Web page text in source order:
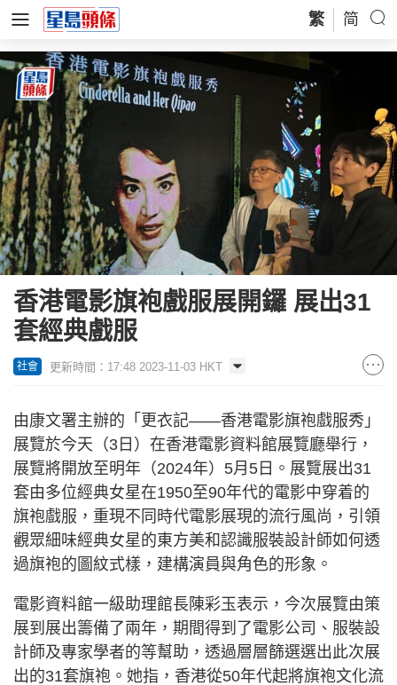
繁 简
香港電影旗袍戲服展開鑼 展出31
套經典戲服
社會 更新時間：17:48 2023-11-03 HKT
由康文署主辦的「更衣記——香港電影旗袍戲服秀」
展覽於今天（3日）在香港電影資料館展覽廳舉行，
展覽將開放至明年（2024年）5月5日。展覽展出31
套由多位經典女星在1950至90年代的電影中穿着的
旗袍戲服，重現不同時代電影展現的流行風尚，引領
觀眾細味經典女星的東方美和認識服裝設計師如何透
過旗袍的圖紋式樣，建構演員與角色的形象。
電影資料館一級助理館長陳彩玉表示，今次展覽由策
展到展出籌備了兩年，期間得到了電影公司、服裝設
計師及專家學者的等幫助，透過層層篩選選出此次展
出的31套旗袍。她指，香港從50年代起將旗袍文化流